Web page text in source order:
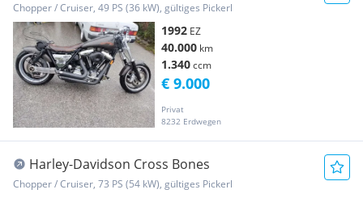
Chopper / Cruiser, 49 PS (36 kW), gültiges Pickerl
1992 EZ
40.000 km
1.340ccm
Privat
8232 Erdwegen
€ 9.000
Harley-Davidson Cross Bones
Chopper / Cruiser, 73 PS (54 kW), gültiges Pickerl